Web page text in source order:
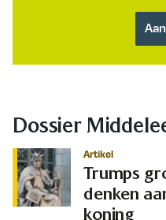
Dossier
Artikel
Trumps
denken
koning